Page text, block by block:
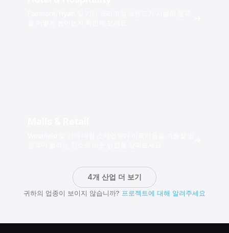
4개 산업 더 보기
귀하의 업종이 보이지 않습니까? 프로젝트에 대해 알려주세요